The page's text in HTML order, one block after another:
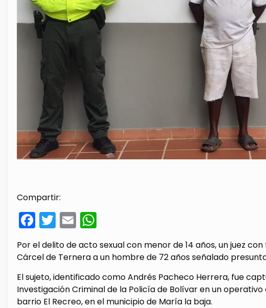
Compartir:
Facebook
Twitter
Email
Por el delito de acto sexual con menor de 14 años, un juez
Cárcel de Ternera a un hombre de 72 años señalado
El sujeto, identificado como Andrés Pacheco Herrera, fue
Investigación Criminal de la Policía de Bolívar en un
barrio El Recreo, en el municipio de María la baja.